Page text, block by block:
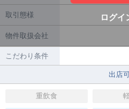
取引態様
物件取扱会社
ログイ
こだわり条件
出店
重飲食